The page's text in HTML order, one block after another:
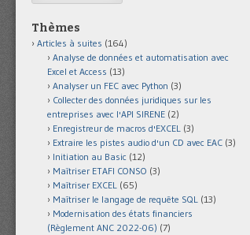
Thèmes
Articles à suites (164)
Analyse de données et automatisation avec
Excel et Access (13)
Analyser un FEC avec Python (3)
Collecter des données juridiques sur les
entreprises avec l'API SIRENE (2)
Enregistreur de macros d'EXCEL (3)
Extraire les pistes audio d'un CD avec EAC (3)
Initiation au Basic (12)
Maîtriser ETAFI CONSO (3)
Maîtriser EXCEL (65)
Maîtriser le langage de requête SQL (13)
Modernisation des états financiers
(Règlement ANC 2022-06) (7)